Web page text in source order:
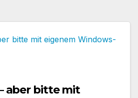
aber bitte mit